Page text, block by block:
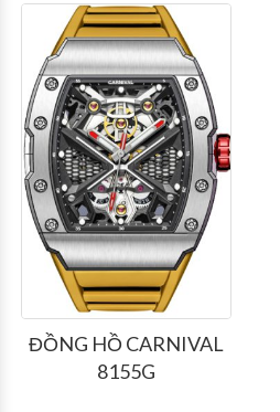
ĐỒNG HỒ CARNIVAL
8155G